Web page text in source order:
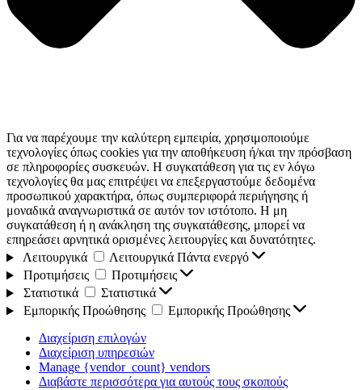
Για να παρέχουμε την καλύτερη εμπειρία, χρησιμοποιούμε
τεχνολογίες όπως cookies για την αποθήκευση ή/και την πρόσβαση
σε πληροφορίες συσκευών. Η συγκατάθεση για τις εν λόγω
τεχνολογίες θα μας επιτρέψει να επεξεργαστούμε δεδομένα
προσωπικού χαρακτήρα, όπως συμπεριφορά περιήγησης ή
μοναδικά αναγνωριστικά σε αυτόν τον ιστότοπο. Η μη
συγκατάθεση ή η ανάκληση της συγκατάθεσης, μπορεί να
επηρεάσει αρνητικά ορισμένες λειτουργίες και δυνατότητες.
Λειτουργικά
Λειτουργικά Πάντα ενεργό
Προτιμήσεις
Προτιμήσεις
Στατιστικά
Στατιστικά
Εμπορικής Προώθησης
Εμπορικής Προώθησης
Διαχείριση επιλογών
Διαχείριση υπηρεσιών
Manage {vendor_count} vendors
Διαβάστε περισσότερα για αυτούς τους σκοπούς